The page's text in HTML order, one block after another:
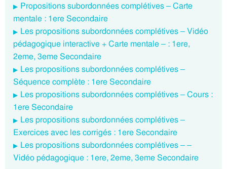
Propositions subordonnées complétives – Carte
mentale : 1ere Secondaire
Les propositions subordonnées complétives – Vidéo
pédagogique interactive + Carte mentale – : 1ere,
2eme, 3eme Secondaire
Les propositions subordonnées complétives –
Séquence complète : 1ere Secondaire
Les propositions subordonnées complétives – Cours :
1ere Secondaire
Les propositions subordonnées complétives –
Exercices avec les corrigés : 1ere Secondaire
Les propositions subordonnées complétives – –
Vidéo pédagogique : 1ere, 2eme, 3eme Secondaire